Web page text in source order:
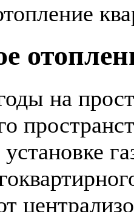
на